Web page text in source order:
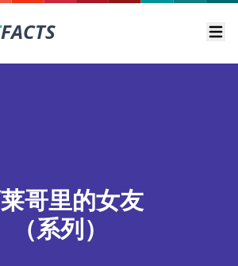
FACTS
哥里的女友
（系列）